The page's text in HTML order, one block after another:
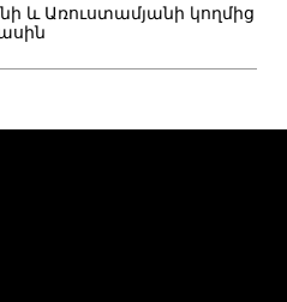
և Առուստամյանի կողմից